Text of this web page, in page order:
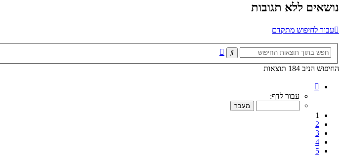
נושאים ללא תגובות
עבור לחיפוש מתקדם
חיפוש
החיפוש הניב 184 תוצאות
מתוך
עבור לדף:
1
2
3
4
5